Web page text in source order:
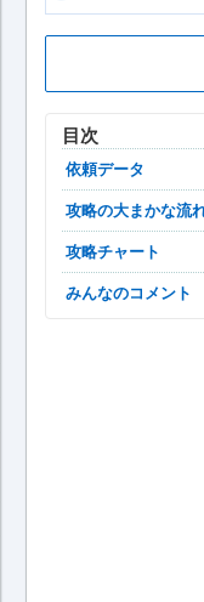
目次
依頼データ
攻略の大まかな流
攻略チャート
みんなのコメント